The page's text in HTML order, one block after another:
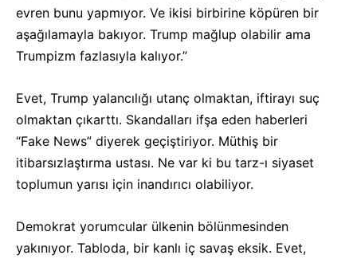
evren bunu yapmıyor. Ve ikisi birbirine köpüren bir
aşağılamayla bakıyor. Trump mağlup olabilir ama
Trumpizm fazlasıyla kalıyor.”
Evet, Trump yalancılığı utanç olmaktan, iftirayı suç
olmaktan çıkarttı. Skandalları ifşa eden haberleri
“Fake News” diyerek geçiştiriyor. Müthiş bir
itibarsızlaştırma ustası. Ne var ki bu tarz-ı siyaset
toplumun yarısı için inandırıcı olabiliyor.
Demokrat yorumcular ülkenin bölünmesinden
yakınıyor. Tabloda, bir kanlı iç savaş eksik. Evet,